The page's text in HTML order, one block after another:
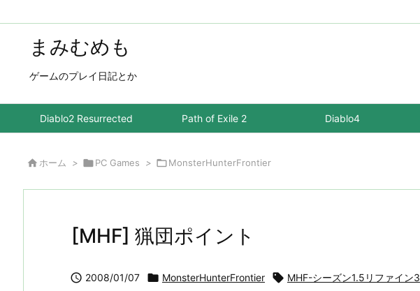
まみむめも
ゲームのプレイ日記とか
Diablo2 Resurrected Path of Exile 2 Diablo4
 ホーム > PC Games > MonsterHunterFrontier
[MHF] 猟団ポイント
 2008/01/07  MonsterHunterFrontier  MHF-シーズン1.5リファイン3